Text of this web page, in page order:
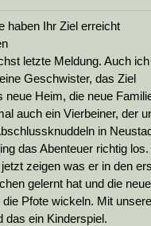
haben Ihr Ziel erreicht
letzte Meldung. Auch ich
Geschwister, das Ziel
neue Heim, die neue
auch ein Vierbeiner, der
in
das Abenteuer richtig los.
zeigen was er in den
gelernt hat und die
die Pfote wickeln. Mit
das ein Kinderspiel.